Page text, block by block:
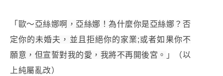
「歐～亞絲娜啊，亞絲娜！為什麼你是亞絲娜？ 否
定你的未婚夫，並且拒絕你的家業;或者如果你不
願意，但宣誓對我的愛， 我將不再開後宮。 」（以
上純屬亂改）